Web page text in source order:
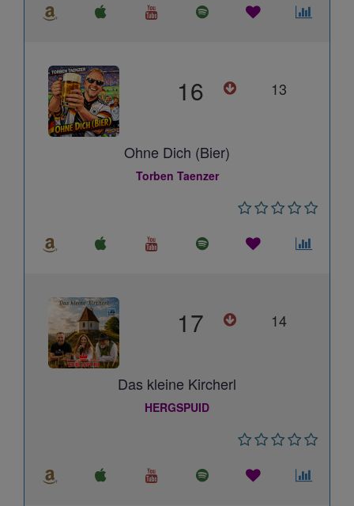
16 13
Ohne Dich (Bier)
Torben Taenzer
17 14
Das kleine Kircherl
HERGSPUID